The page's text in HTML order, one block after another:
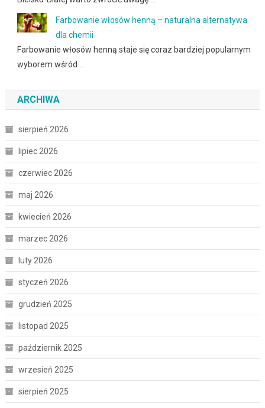
Farbowanie włosów henną – naturalna alternatywa
dla chemii
Farbowanie włosów henną staje się coraz bardziej popularnym
wyborem wśród …
ARCHIWA
sierpień 2026
lipiec 2026
czerwiec 2026
maj 2026
kwiecień 2026
marzec 2026
luty 2026
styczeń 2026
grudzień 2025
listopad 2025
październik 2025
wrzesień 2025
sierpień 2025